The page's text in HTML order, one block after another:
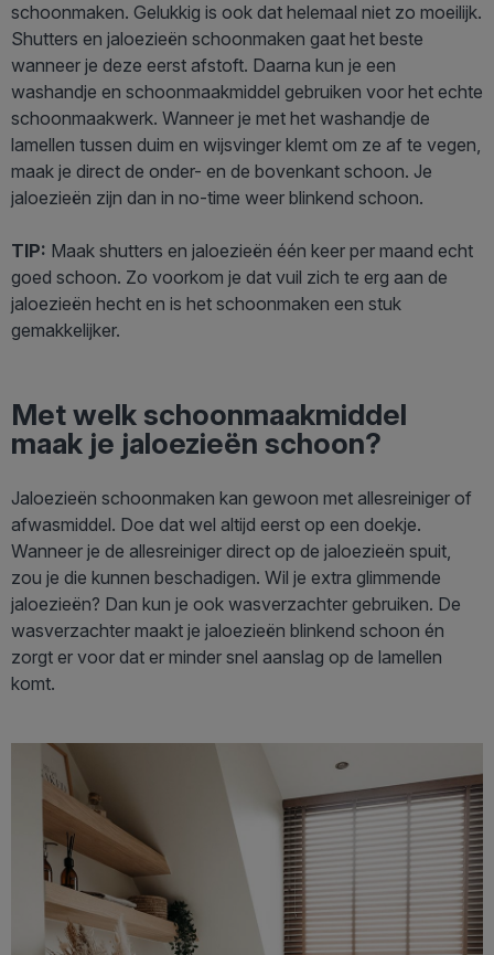
schoonmaken. Gelukkig is ook dat helemaal niet zo moeilijk.
Shutters en jaloezieën schoonmaken gaat het beste
wanneer je deze eerst afstoft. Daarna kun je een
washandje en schoonmaakmiddel gebruiken voor het echte
schoonmaakwerk. Wanneer je met het washandje de
lamellen tussen duim en wijsvinger klemt om ze af te vegen,
maak je direct de onder- en de bovenkant schoon. Je
jaloezieën zijn dan in no-time weer blinkend schoon.
TIP: Maak shutters en jaloezieën één keer per maand echt
goed schoon. Zo voorkom je dat vuil zich te erg aan de
jaloezieën hecht en is het schoonmaken een stuk
gemakkelijker.
Met welk schoonmaakmiddel
maak je jaloezieën schoon?
Jaloezieën schoonmaken kan gewoon met allesreiniger of
afwasmiddel. Doe dat wel altijd eerst op een doekje.
Wanneer je de allesreiniger direct op de jaloezieën spuit,
zou je die kunnen beschadigen. Wil je extra glimmende
jaloezieën? Dan kun je ook wasverzachter gebruiken. De
wasverzachter maakt je jaloezieën blinkend schoon én
zorgt er voor dat er minder snel aanslag op de lamellen
komt.